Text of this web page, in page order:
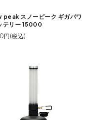
peak スノーピーク ギガパワ
テリー 15000
円(税込)